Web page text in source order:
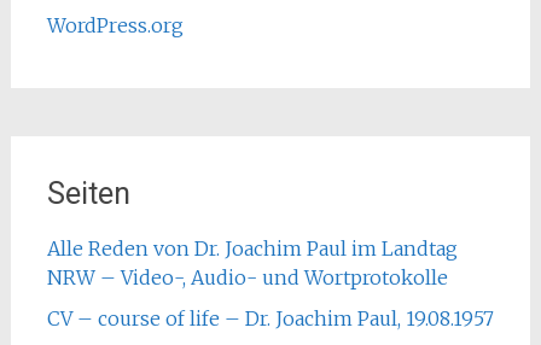
WordPress.org
Seiten
Alle Reden von Dr. Joachim Paul im Landtag
NRW – Video-, Audio- und Wortprotokolle
CV – course of life – Dr. Joachim Paul, 19.08.1957